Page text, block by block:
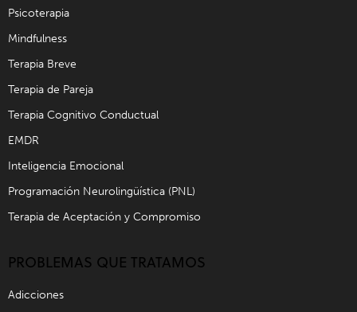
Psicoterapia
Mindfulness
Terapia Breve
Terapia de Pareja
Terapia Cognitivo Conductual
EMDR
Inteligencia Emocional
Programación Neurolingüística (PNL)
Terapia de Aceptación y Compromiso
PROBLEMAS QUE TRATAMOS
Adicciones